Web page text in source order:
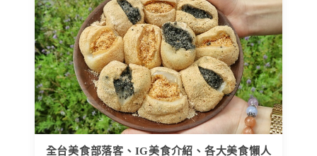
全台美食部落客、IG美食介紹、各大美食懶人